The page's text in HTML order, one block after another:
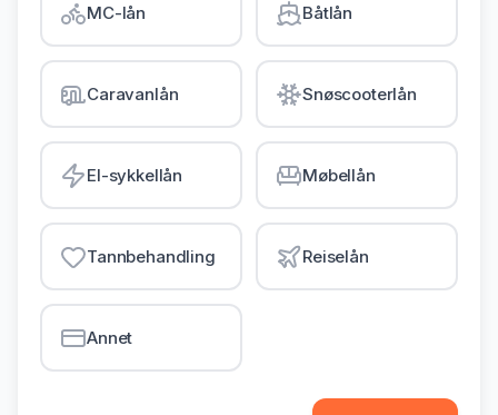
Gjeldsordning
Inkassohjelp
LÅN & KREDITT
Smålån
Lån uten sikkerhet
Kredittkort
Lån på dagen
MC-lån Båtlån
Caravanlån Snøscooterlån
El-sykkellån Møbellån
Tannbehandling Reiselån
Annet